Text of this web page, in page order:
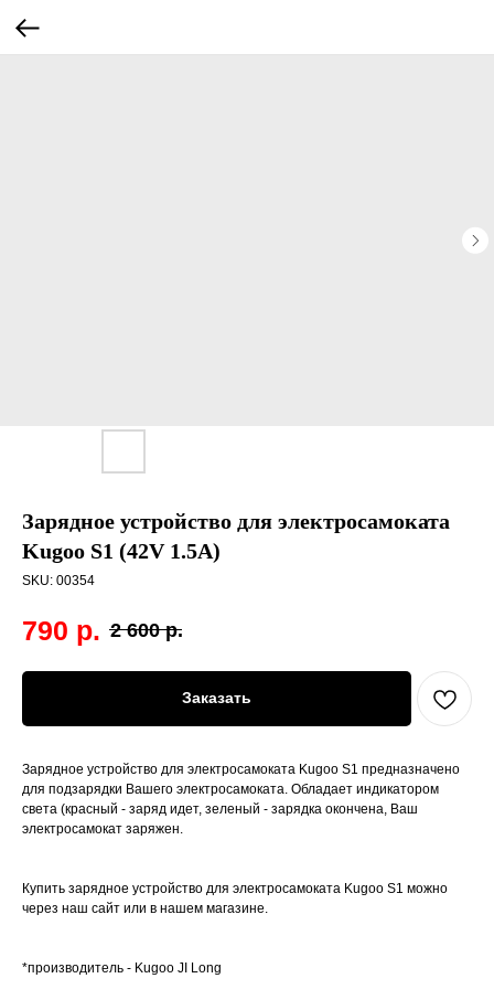
Зарядное устройство для электросамоката
Kugoo S1 (42V 1.5A)
SKU: 00354
790 р. 2 600 р.
Заказать
Зарядное устройство для электросамоката Kugoo S1 предназначено
для подзарядки Вашего электросамоката. Обладает индикатором
света (красный - заряд идет, зеленый - зарядка окончена, Ваш
электросамокат заряжен.
Купить зарядное устройство для электросамоката Kugoo S1 можно
через наш сайт или в нашем магазине.
*производитель - Kugoo JI Long